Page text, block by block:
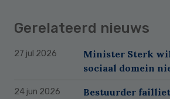
Gerelateerd nieuws
27 jul 2026
Minister Sterk
sociaal domein
24 jun 2026
Bestuurder